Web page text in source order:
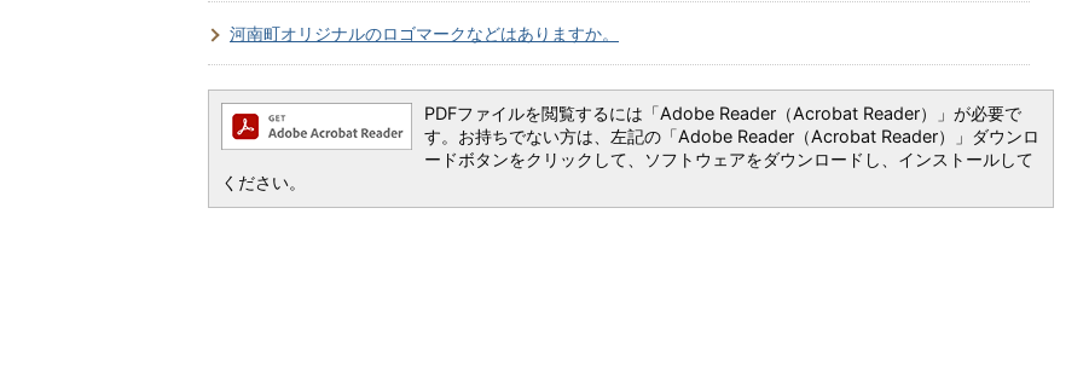
河南町オリジナルのロゴマークなどはありますか。
PDFファイルを閲覧するには「Adobe Reader（Acrobat Reader）」が必要で
す。お持ちでない方は、左記の「Adobe Reader（Acrobat Reader）」ダウンロ
ードボタンをクリックして、ソフトウェアをダウンロードし、インストールして
ください。